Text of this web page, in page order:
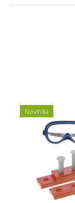
Novinka